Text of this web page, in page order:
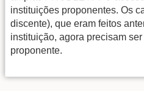
instituições proponentes. Os
discente), que eram feitos
instituição, agora precisam
proponente.